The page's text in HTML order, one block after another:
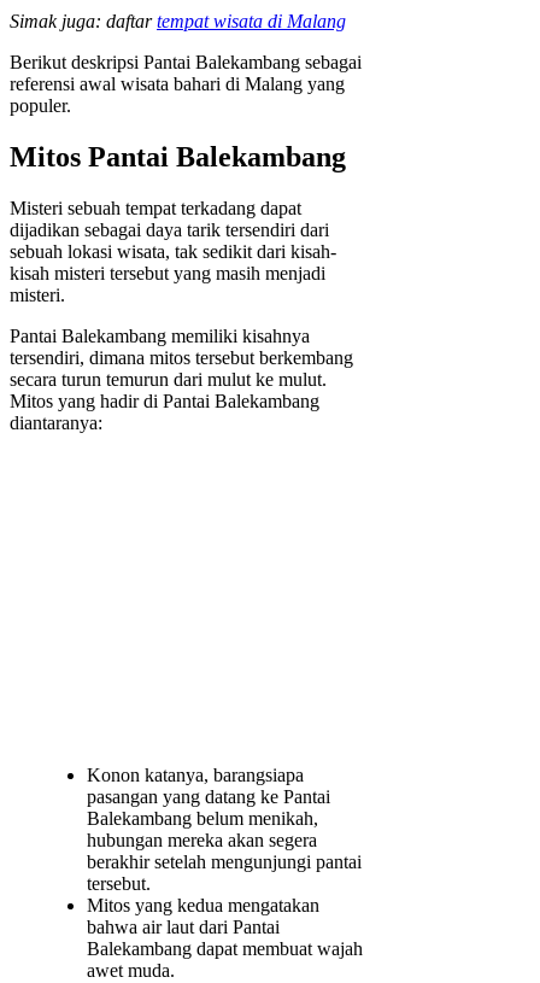
Simak juga: daftartempat wisata di Malang
Berikut deskripsi Pantai Balekambang sebagai
referensi awal wisata bahari di Malang yang
populer.
Mitos Pantai Balekambang
Misteri sebuah tempat terkadang dapat
dijadikan sebagai daya tarik tersendiri dari
sebuah lokasi wisata, tak sedikit dari kisah-
kisah misteri tersebut yang masih menjadi
misteri.
Pantai Balekambang memiliki kisahnya
tersendiri, dimana mitos tersebut berkembang
secara turun temurun dari mulut ke mulut.
Mitos yang hadir di Pantai Balekambang
diantaranya:
Konon katanya, barangsiapa
pasangan yang datang ke Pantai
Balekambang belum menikah,
hubungan mereka akan segera
berakhir setelah mengunjungi pantai
tersebut.
Mitos yang kedua mengatakan
bahwa air laut dari Pantai
Balekambang dapat membuat wajah
awet muda.